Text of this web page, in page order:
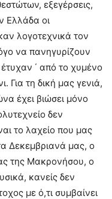
εξεγέρσεις,
Ελλάδα οι
λογοτεχνικά τον
να πανηγυρίζουν
΄ από το χυμένο
Για τη δική μας γενιά,
έχει βιώσει μόνο
δεν
το λαχείο που μας
Δεκεμβριανά μας, ο
της Μακρονήσου, ο
κανείς δεν
με ό,τι συμβαίνει